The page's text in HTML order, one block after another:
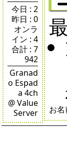
今日 : 2
昨日 : 0
オンラ
イン : 4
合計 : 7
942
Granad
o Espad
a 4ch
@ Value
Server
お